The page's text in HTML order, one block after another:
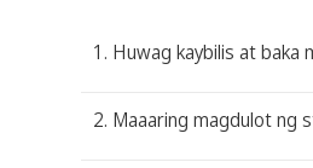
1. Huwag kaybilis at baka
2. Maaaring magdulot ng